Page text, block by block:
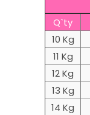
Q`ty
10 Kg
11 Kg
12 Kg
13 Kg
14 Kg